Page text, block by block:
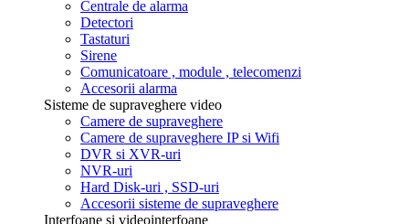
Centrale de alarma
Detectori
Tastaturi
Sirene
Comunicatoare , module , telecomenzi
Accesorii alarma
Sisteme de supraveghere video
Camere de supraveghere
Camere de supraveghere IP si Wifi
DVR si XVR-uri
NVR-uri
Hard Disk-uri , SSD-uri
Accesorii sisteme de supraveghere
Interfoane si videointerfoane